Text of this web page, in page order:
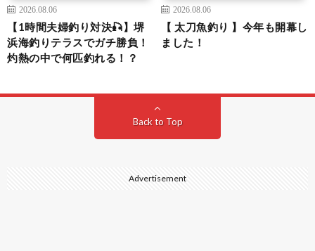
2026.08.06
【1時間夫婦釣り対決🎣】堺
浜海釣りテラスでガチ勝負！
灼熱の中で何匹釣れる！？
2026.08.06
【 太刀魚釣り 】今年も開幕し
ました！
Back to Top
Advertisement